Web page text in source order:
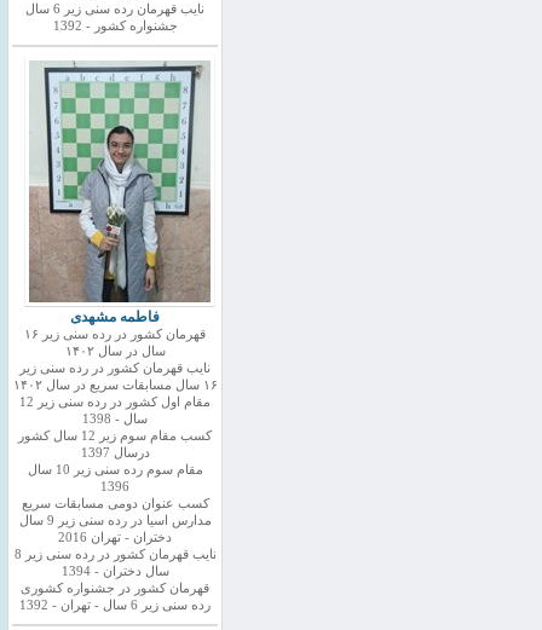
نایب قهرمان رده سنی زیر 6 سال
جشنواره کشور - 1392
فاطمه مشهدی
قهرمان کشور در رده سنی زیر ۱۶
سال در سال ۱۴۰۲
نایب قهرمان کشور در رده سنی زیر
۱۶ سال مسابقات سریع در سال ۱۴۰۲
مقام اول کشور در رده سنی زیر 12
سال - 1398
کسب مقام سوم زیر 12 سال کشور
درسال 1397
مقام سوم رده سنی زیر 10 سال
1396
کسب عنوان دومی مسابقات سریع
مدارس اسیا در رده سنی زیر 9 سال
دختران - تهران 2016
نایب قهرمان کشور در رده سنی زیر 8
سال دختران - 1394
قهرمان کشور در جشنواره کشوری
رده سنی زیر 6 سال - تهران - 1392